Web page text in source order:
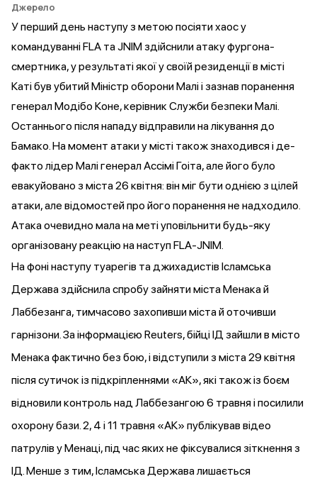
Джерело
У перший день наступу з метою посіяти хаос у
командуванні FLA та JNIM здійснили атаку фургона-
смертника, у результаті якої у своїй резиденції в місті
Катібув убитий Міністр оборони Маліі зазнав поранення
генерал Модібо Коне, керівник Служби безпеки Малі.
Останнього після нападу відправили на лікування до
Бамако. На момент атаки у місті також знаходився і де-
факто лідер Малі генерал Ассімі Гоіта, але його було
евакуйовано з міста 26 квітня: він міг бути однією з цілей
атаки, але відомостей про його поранення не надходило.
Атака очевидно мала на меті уповільнити будь-яку
організовану реакцію на наступ FLA-JNIM.
На фоні наступу туарегів та джихадистів Ісламська
Держава здійснила спробу зайняти міста Менака й
Лаббезанга, тимчасово захопивши міста й оточивши
гарнізони. За інформацією Reuters, бійці ІД зайшлив місто
Менака фактично без бою, івідступили з міста 29 квітня
після сутичок із підкріпленнями «АК», які також із боєм
відновили контроль над Лаббезангою 6 травня і посилили
охорону бази. 2, 4 і 11 травня «АК» публікував відео
патрулів у Менаці, під час яких не фіксувалися зіткнення з
ІД. Менше з тим, Ісламська Держава лишається